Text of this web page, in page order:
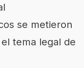
se metieron
tema legal de